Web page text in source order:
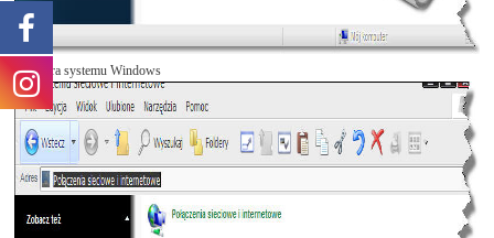
3 Zapora systemu Windows